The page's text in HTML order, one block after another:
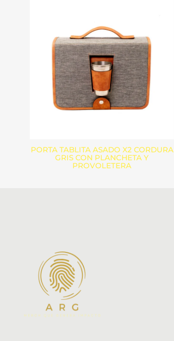
PORTA TABLITA ASADO X2 CORDURA
GRIS CON PLANCHETA Y
PROVOLETERA